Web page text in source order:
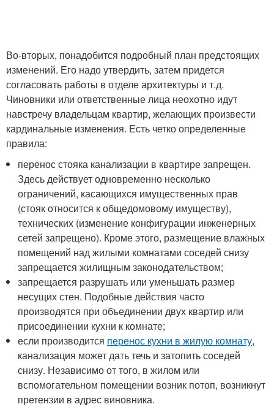
Во-вторых, понадобится подробный план предстоящих
изменений. Его надо утвердить, затем придется
согласовать работы в отделе архитектуры и т.д.
Чиновники или ответственные лица неохотно идут
навстречу владельцам квартир, желающих произвести
кардинальные изменения. Есть четко определенные
правила:
перенос стояка канализации в квартире запрещен.
Здесь действует одновременно несколько
ограничений, касающихся имущественных прав
(стояк относится к общедомовому имуществу),
технических (изменение конфигурации инженерных
сетей запрещено). Кроме этого, размещение влажных
помещений над жилыми комнатами соседей снизу
запрещается жилищным законодательством;
запрещается разрушать или уменьшать размер
несущих стен. Подобные действия часто
производятся при объединении двух квартир или
присоединении кухни к комнате;
если производится перенос кухни в жилую комнату,
канализация может дать течь и затопить соседей
снизу. Независимо от того, в жилом или
вспомогательном помещении возник потоп, возникнут
претензии в адрес виновника.